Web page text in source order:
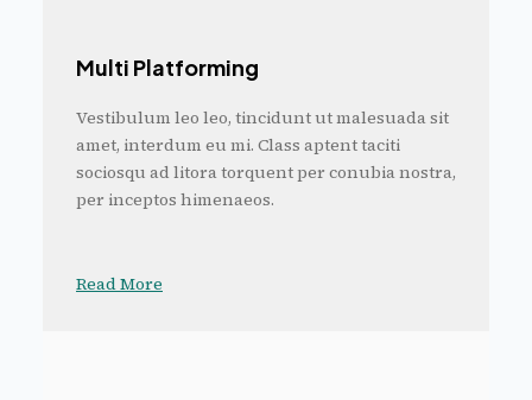
Multi Platforming
Vestibulum leo leo, tincidunt ut malesuada sit
amet, interdum eu mi. Class aptent taciti
sociosqu ad litora torquent per conubia nostra,
per inceptos himenaeos.
Read More